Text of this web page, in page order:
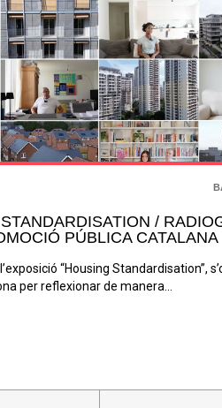
/
PÚBLICA CATALANA
“Housing Standardisation”,
per reflexionar de manera...